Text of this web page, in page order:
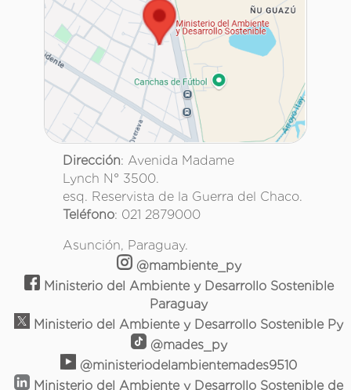
Dirección: Avenida Madame
Lynch N° 3500.
esq. Reservista de la Guerra del Chaco.
Teléfono: 021 2879000
Asunción, Paraguay.
@mambiente_py
Ministerio del Ambiente y Desarrollo Sostenible
Paraguay
Ministerio del Ambiente y Desarrollo Sostenible Py
@mades_py
@ministeriodelambientemades9510
Ministerio del Ambiente y Desarrollo Sostenible de